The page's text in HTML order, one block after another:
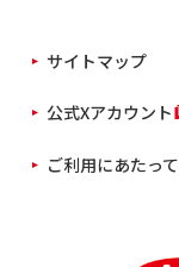
サイトマップ
公式Xアカウント
ご利用にあたって